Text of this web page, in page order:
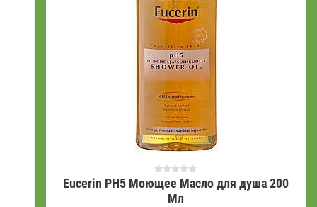
Eucerin PH5 Моющее Масло для душа 200
Мл